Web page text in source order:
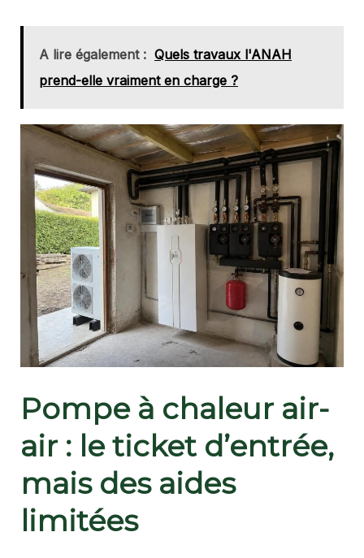
A lire également : Quels travaux l'ANAH
prend-elle vraiment en charge ?
Pompe à chaleur air-
air : le ticket d’entrée,
mais des aides
limitées